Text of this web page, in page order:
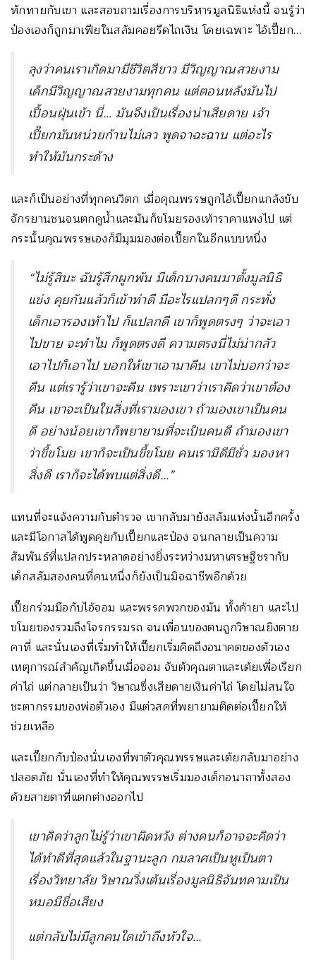
ทักทายกับเขา และสอบถามเรื่องการบริหารมูลนิธิแห่งนี้ จนรู้ว่า
ป๋องเองก็ถูกมาเฟียในสลัมคอยรีดไถเงิน โดยเฉพาะ ไอ้เปี๊ยก…
ลุงว่าคนเราเกิดมามีชีวิตสีขาว มีวิญญาณสวยงาม
เด็กมีวิญญาณสวยงามทุกคน แต่ตอนหลังมันไป
เปื้อนฝุ่นเข้า นี่… มันจึงเป็นเรื่องน่าเสียดาย เจ้า
เปี๊ยกมันหน่วยก้านไม่เลว พูดจาฉะฉาน แต่อะไร
ทำให้มันกระด้าง
และก็เป็นอย่างที่ทุกคนวิตก เมื่อคุณพรรษถูกไอ้เปี๊ยกแกล้งขับ
จักรยานชนจนตกคูน้ำและมันก็ขโมยรองเท้าราคาแพงไป แต่
กระนั้นคุณพรรษเองก็มีมุมมองต่อเปี๊ยกในอีกแบบหนึ่ง
“ไม่รู้สินะ ฉันรู้สึกผูกพัน มีเด็กบางคนมาตั้งมูลนิธิ
แข่ง คุยกันแล้วก็เข้าท่าดี มีอะไรแปลกๆดี กระทั่ง
เด็กเอารองเท้าไป ก็แปลกดี เขาก็พูดตรงๆ ว่าจะเอา
ไปขาย จะทำไม ก็พูดตรงดี ความตรงนี่ไม่น่ากลัว
เอาไปก็เอาไป บอกให้เขาเอามาคืน เขาไม่บอกว่าจะ
คืน แต่เรารู้ว่าเขาจะคืน เพราะเขาว่าเราคิดว่าเขาต้อง
คืน เขาจะเป็นในสิ่งที่เรามองเขา ถ้ามองเขาเป็นคน
ดี อย่างน้อยเขาก็พยายามที่จะเป็นคนดี ถ้ามองเขา
ว่าขี้ขโมย เขาก็จะเป็นขี้ขโมย คนเรามีดีมีชั่ว มองหา
สิ่งดี เราก็จะได้พบแต่สิ่งดี…”
แทนที่จะแจ้งความกับตำรวจ เขากลับมายังสลัมแห่งนั้นอีกครั้ง
และมีโอกาสได้พูดคุยกับเปี๊ยกและป๋อง จนกลายเป็นความ
สัมพันธ์ที่แปลกประหลาดอย่างยิ่งระหว่างมหาเศรษฐีชรากับ
เด็กสลัมสองคนที่คนหนึ่งก็ยังเป็นมิจฉาชีพอีกด้วย
เปี๊ยกร่วมมือกับไอ้จอม และพรรคพวกของมัน ทั้งค้ายา และไป
ขโมยของรวมถึงโจรกรรมรถ จนเพื่อนของตนถูกวิษาณยิงตาย
คาที่ และนั่นเองที่เริ่มทำให้เปี๊ยกเริ่มคิดถึงอนาคตของตัวเอง
เหตุการณ์สำคัญเกิดขึ้นเมื่อจอม จับตัวคุณตาและเต้ยเพื่อเรียก
ค่าไถ่ แต่กลายเป็นว่า วิษาณซึ่งเสียดายเงินค่าไถ่ โดยไม่สนใจ
ชะตากรรมของพ่อตัวเอง มีแต่วสคที่พยายามติดต่อเปี๊ยกให้
ช่วยเหลือ
และเปี๊ยกกับป๋องนั่นเองที่พาตัวคุณพรรษและเต้ยกลับมาอย่าง
ปลอดภัย นั่นเองที่ทำให้คุณพรรษเริ่มมองเด็กอนาถาทั้งสอง
ด้วยสายตาที่แตกต่างออกไป
เขาคิดว่าลูกไม่รู้ว่าเขาผิดหวัง ต่างคนก็อาจจะคิดว่า
ได้ทำดีที่สุดแล้วในฐานะลูก กมลาศเป็นหูเป็นตา
เรื่องวิทยาลัย วิษาณวิ่งเต้นเรื่องมูลนิธิจันทคามเป็น
หมอมีชื่อเสียง
แต่กลับไม่มีลูกคนใดเข้าถึงหัวใจ…